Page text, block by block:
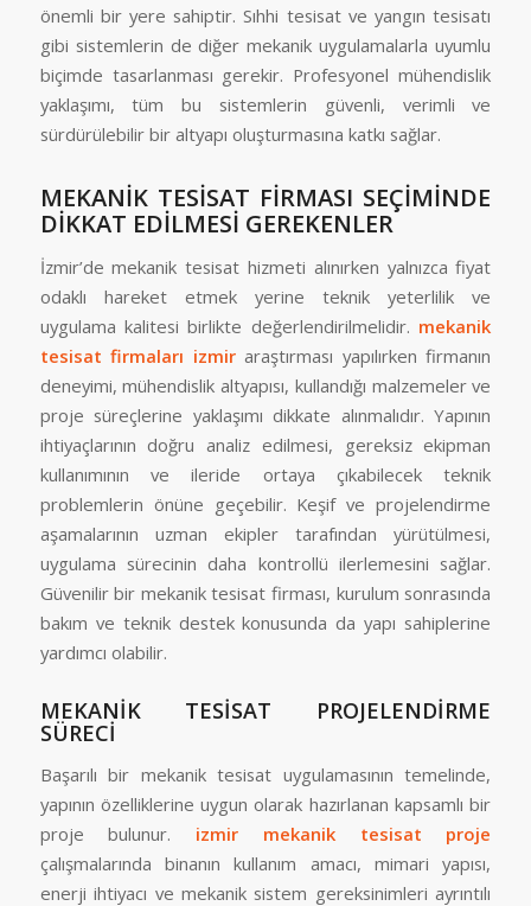
önemli bir yere sahiptir. Sıhhi tesisat ve yangın tesisatı
gibi sistemlerin de diğer mekanik uygulamalarla uyumlu
biçimde tasarlanması gerekir. Profesyonel mühendislik
yaklaşımı, tüm bu sistemlerin güvenli, verimli ve
sürdürülebilir bir altyapı oluşturmasına katkı sağlar.
MEKANİK TESİSAT FİRMASI SEÇİMİNDE
DİKKAT EDİLMESİ GEREKENLER
İzmir’de mekanik tesisat hizmeti alınırken yalnızca fiyat
odaklı hareket etmek yerine teknik yeterlilik ve
uygulama kalitesi birlikte değerlendirilmelidir. mekanik
tesisat firmaları izmiraraştırması yapılırken firmanın
deneyimi, mühendislik altyapısı, kullandığı malzemeler ve
proje süreçlerine yaklaşımı dikkate alınmalıdır. Yapının
ihtiyaçlarının doğru analiz edilmesi, gereksiz ekipman
kullanımının ve ileride ortaya çıkabilecek teknik
problemlerin önüne geçebilir. Keşif ve projelendirme
aşamalarının uzman ekipler tarafından yürütülmesi,
uygulama sürecinin daha kontrollü ilerlemesini sağlar.
Güvenilir bir mekanik tesisat firması, kurulum sonrasında
bakım ve teknik destek konusunda da yapı sahiplerine
yardımcı olabilir.
MEKANİK TESİSAT PROJELENDİRME
SÜRECİ
Başarılı bir mekanik tesisat uygulamasının temelinde,
yapının özelliklerine uygun olarak hazırlanan kapsamlı bir
proje bulunur. izmir mekanik tesisat proje
çalışmalarında binanın kullanım amacı, mimari yapısı,
enerji ihtiyacı ve mekanik sistem gereksinimleri ayrıntılı